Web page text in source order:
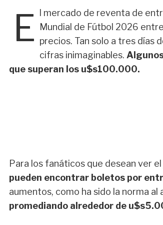
E l mercado de reventa de
Mundial de Fútbol 2026
precios. Tan solo a tres días
cifras inimaginables.
que superan los u$s100.000.
Para los fanáticos que desean ver
pueden encontrar boletos por
aumentos, como ha sido la norma
promediando alrededor de